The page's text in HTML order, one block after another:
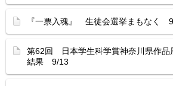
『一票入魂』 生徒会選挙まもなく
第62回 日本学生科学賞神奈川県作
結果 9/13